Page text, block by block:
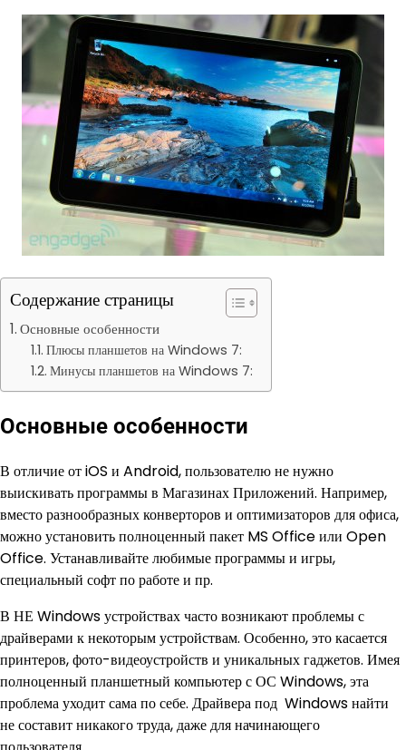
Содержание страницы
Основные особенности
Плюсы планшетов на Windows 7:
Минусы планшетов на Windows 7:
Основные особенности
В отличие от iOS и Android, пользователю не нужно
выискивать программы в Магазинах Приложений. Например,
вместо разнообразных конверторов и оптимизаторов для офиса,
можно установить полноценный пакет MS Office или Open
Office. Устанавливайте любимые программы и игры,
специальный софт по работе и пр.
В НЕ Windows устройствах часто возникают проблемы с
драйверами к некоторым устройствам. Особенно, это касается
принтеров, фото-видеоустройств и уникальных гаджетов. Имея
полноценный планшетный компьютер с ОС Windows, эта
проблема уходит сама по себе. Драйвера под Windows найти
не составит никакого труда, даже для начинающего